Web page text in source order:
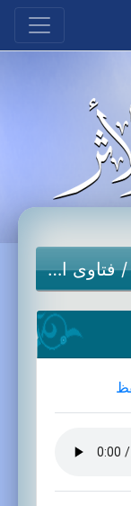
فتاوى الحرم النبوي